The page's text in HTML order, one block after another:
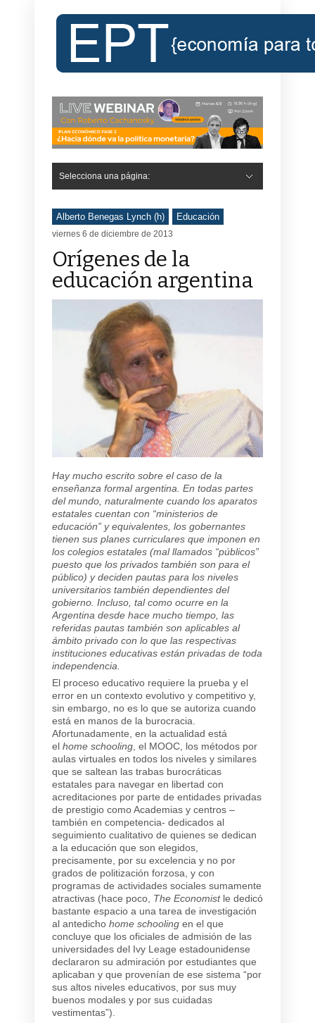
Selecciona una página:
Alberto Benegas Lynch (h) Educación
viernes 6 de diciembre de 2013
Orígenes de la
educación argentina
Hay mucho escrito sobre el caso de la
enseñanza formal argentina. En todas partes
del mundo, naturalmente cuando los aparatos
estatales cuentan con “ministerios de
educación” y equivalentes, los gobernantes
tienen sus planes curriculares que imponen en
los colegios estatales (mal llamados “públicos”
puesto que los privados también son para el
público) y deciden pautas para los niveles
universitarios también dependientes del
gobierno. Incluso, tal como ocurre en la
Argentina desde hace mucho tiempo, las
referidas pautas también son aplicables al
ámbito privado con lo que las respectivas
instituciones educativas están privadas de toda
independencia.
El proceso educativo requiere la prueba y el
error en un contexto evolutivo y competitivo y,
sin embargo, no es lo que se autoriza cuando
está en manos de la burocracia.
Afortunadamente, en la actualidad está
el home schooling, el MOOC, los métodos por
aulas virtuales en todos los niveles y similares
que se saltean las trabas burocráticas
estatales para navegar en libertad con
acreditaciones por parte de entidades privadas
de prestigio como Academias y centros –
también en competencia- dedicados al
seguimiento cualitativo de quienes se dedican
a la educación que son elegidos,
precisamente, por su excelencia y no por
grados de politización forzosa, y con
programas de actividades sociales sumamente
atractivas (hace poco, The Economist le dedicó
bastante espacio a una tarea de investigación
al antedicho home schooling en el que
concluye que los oficiales de admisión de las
universidades del Ivy Leage estadounidense
declararon su admiración por estudiantes que
aplicaban y que provenían de ese sistema “por
sus altos niveles educativos, por sus muy
buenos modales y por sus cuidadas
vestimentas”).